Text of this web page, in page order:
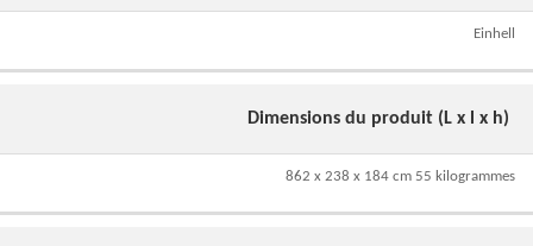
Einhell
Dimensions du produit (L x l x h)
862 x 238 x 184 cm 55 kilogrammes